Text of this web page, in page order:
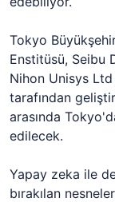
Tokyo
Enstitüsü, Seibu
Nihon Unisys
tarafından
arasında
edilecek.
Yapay zeka ile
bırakılan